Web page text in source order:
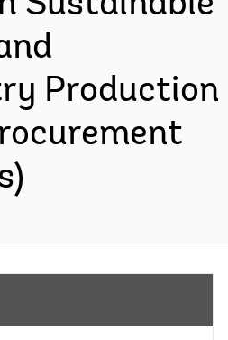
Production